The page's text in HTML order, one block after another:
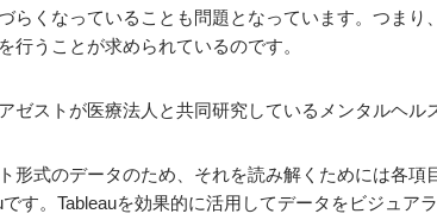
らくなっていることも問題となっています。つま
行うことが求められているのです。
ゼストが医療法人と共同研究しているメンタルヘル
形式のデータのため、それを読み解くためには各
です。Tableauを効果的に活用してデータをビジュ